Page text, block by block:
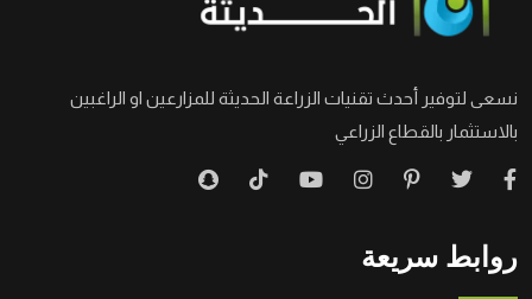
نسعى لتوفير أحدث تقنيات الزراعة الحديثة للمزارعين او الراغبين
بالاستثمار بالقطاع الزراعي
روابط سريعة